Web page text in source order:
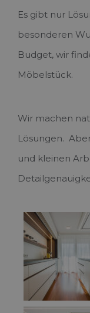
Es gibt nur
besonderen
Budget, wir
Möbelstück.
Wir machen
Lösungen.
und kleinen